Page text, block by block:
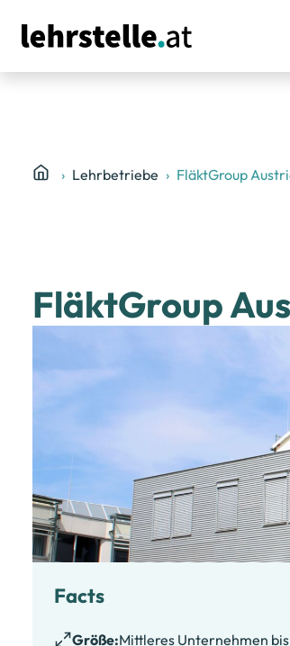
Lehrbetriebe FläktGroup
FläktGroup
Facts
Größe:Mittleres Unternehmen